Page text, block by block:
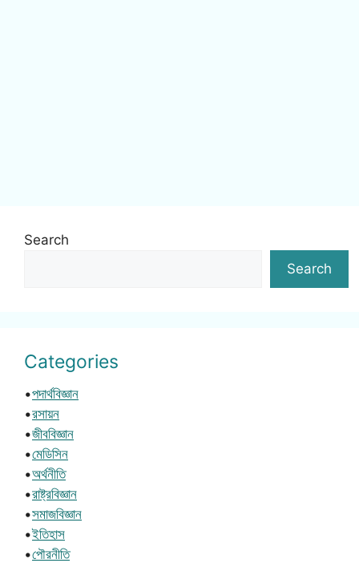
Search
Search
Categories
•পদার্থবিজ্ঞান
•রসায়ন
•জীববিজ্ঞান
•মেডিসিন
•অর্থনীতি
•রাষ্ট্রবিজ্ঞান
•সমাজবিজ্ঞান
•ইতিহাস
•পৌরনীতি